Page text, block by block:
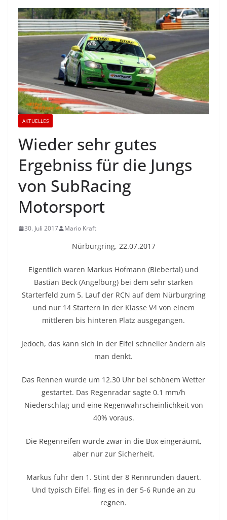
AKTUELLES
Wieder sehr gutes
Ergebniss für die Jungs
von SubRacing
Motorsport
30. Juli 2017 Mario Kraft
Nürburgring, 22.07.2017
Eigentlich waren Markus Hofmann (Biebertal) und
Bastian Beck (Angelburg) bei dem sehr starken
Starterfeld zum 5. Lauf der RCN auf dem Nürburgring
und nur 14 Startern in der Klasse V4 von einem
mittleren bis hinteren Platz ausgegangen.
Jedoch, das kann sich in der Eifel schneller ändern als
man denkt.
Das Rennen wurde um 12.30 Uhr bei schönem Wetter
gestartet. Das Regenradar sagte 0.1 mm/h
Niederschlag und eine Regenwahrscheinlichkeit von
40% voraus.
Die Regenreifen wurde zwar in die Box eingeräumt,
aber nur zur Sicherheit.
Markus fuhr den 1. Stint der 8 Rennrunden dauert.
Und typisch Eifel, fing es in der 5-6 Runde an zu
regnen.